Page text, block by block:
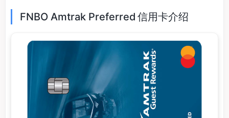
FNBO Amtrak Preferred 信用卡介绍